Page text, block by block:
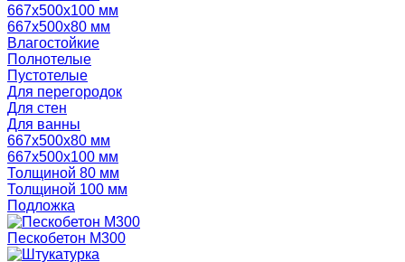
667х500х100 мм
667х500х80 мм
Влагостойкие
Полнотелые
Пустотелые
Для перегородок
Для стен
Для ванны
667х500х80 мм
667х500х100 мм
Толщиной 80 мм
Толщиной 100 мм
Подложка
Пескобетон М300